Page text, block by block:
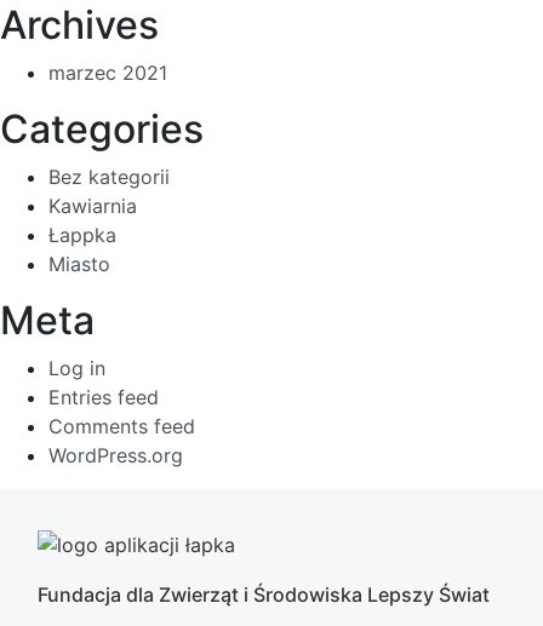
Archives
marzec 2021
Categories
Bez kategorii
Kawiarnia
Łappka
Miasto
Meta
Log in
Entries feed
Comments feed
WordPress.org
Fundacja dla Zwierząt i Środowiska Lepszy Świat